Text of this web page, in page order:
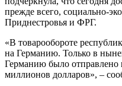
прежде всего, социально-
Приднестровья и ФРГ.
«В товарообороте
на Германию. Только в
Германию было отправлено
миллионов долларов», –